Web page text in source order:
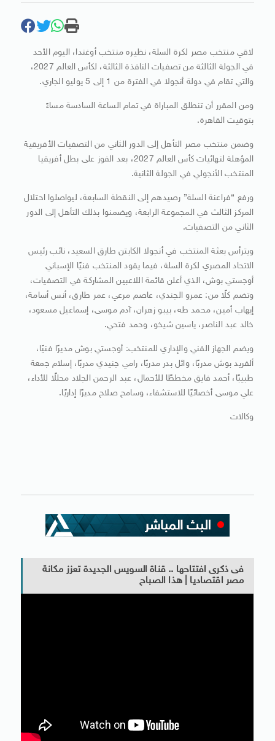
لاقي منتخب مصر لكرة السلة، نظيره منتخب أوغندا، اليوم الأحد
في الجولة الثالثة من تصفيات النافذة الثالثة، لكأس العالم 2027،
والتي تقام في دولة أنجولا في الفترة من 1 إلى 5 يوليو الجاري.
ومن المقرر أن تنطلق المباراة في تمام الساعة السادسة مساءً
بتوقيت القاهرة.
وضمن منتخب مصر التأهل إلى الدور الثاني من التصفيات الأفريقية
المؤهلة لنهائيات كأس العالم 2027، بعد الفوز على بطل أفريقيا
المنتخب الأنجولي في الجولة الثانية.
ورفع “فراعنة السلة” رصيدهم إلى النقطة السابعة، ليواصلوا احتلال
المركز الثالث في المجموعة الرابعة، ويضمنوا بذلك التأهل إلى الدور
الثاني من التصفيات.
ويترأس بعثة المنتخب في أنجولا الكابتن طارق السعيد، نائب رئيس
الاتحاد المصري لكرة السلة، فيما يقود المنتخب فنيًا الإسباني
أوجستي بوش، الذي أعلن قائمة اللاعبين المشاركة في التصفيات،
وتضم كلًا من: عمرو الجندي، عاصم مرعي، عمر طارق، أنس أسامة،
إيهاب أمين، محمد طه، بيبو زهران، آدم موسى، إسماعيل مسعود،
خالد عبد الناصر، ياسين شيخو، وحمد فتحي.
ويضم الجهاز الفني والإداري للمنتخب: أوجستي بوش مديرًا فنيًا،
ألفريد بوش مدربًا، وائل بدر مدربًا، رامي جنيدي مدربًا، إسلام جمعة
طبيبًا، أحمد فايق مخططًا للأحمال، عبد الرحمن الجلاد محللًا للأداء،
علي موسى أخصائيًا للاستشفاء، وسامح صلاح مديرًا إداريًا.
وكالات
فى ذكرى افتتاحها .. قناة السويس الجديدة تعزز مكانة
مصر اقتصاديا | هذا الصباح